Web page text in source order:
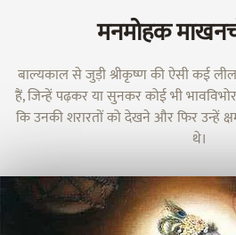
मनमोहक
बाल्यकाल से जुड़ी श्रीकृष्ण की ऐसी कई
हैं, जिन्हें पढ़कर या सुनकर कोई भी
कि उनकी शरारतों को देखने और फिर उन्हें
थे।